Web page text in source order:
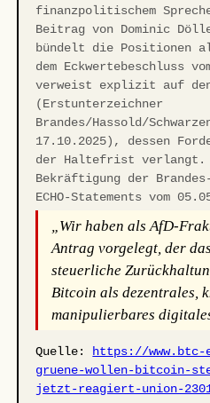
finanzpolitischem
Beitrag von Dominic
bündelt die Positionen
dem Eckwertebeschluss
verweist explizit auf den
(Erstunterzeichner
Brandes/Hassold/
17.10.2025), dessen
der Haltefrist
Bekräftigung der
ECHO-Statements vom
„Wir haben als AfD-
Antrag vorgelegt, der
steuerliche
Bitcoin als dezentrales,
manipulierbares
Quelle: https://www.btc-
gruene-wollen-bitcoin-
jetzt-reagiert-union-